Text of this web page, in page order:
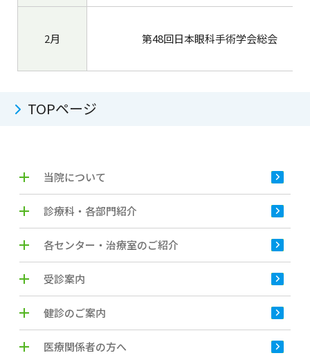
2月 第48回日本眼科手術学会総会
TOPページ
当院について
診療科・各部門紹介
各センター・治療室のご紹介
受診案内
健診のご案内
医療関係者の方へ